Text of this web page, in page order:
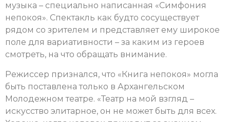
музыка – специально написанная «Симфония
непокоя». Спектакль как будто сосуществует
рядом со зрителем и представляет ему широкое
поле для вариативности – за каким из героев
смотреть, на что обращать внимание.
Режиссер признался, что «Книга непокоя» могла
быть поставлена только в Архангельском
Молодежном театре. «Театр на мой взгляд –
искусство элитарное, он не может быть для всех.